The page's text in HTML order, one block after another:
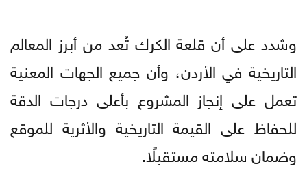
وشدد على أن قلعة الكرك تُعد من أبرز المعالم
التاريخية في الأردن، وأن جميع الجهات المعنية
تعمل على إنجاز المشروع بأعلى درجات الدقة
للحفاظ على القيمة التاريخية والأثرية للموقع
وضمان سلامته مستقبلًا.